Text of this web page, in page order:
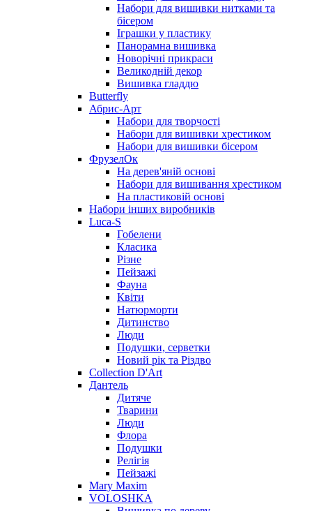
Набори для вишивки нитками та
бісером
Іграшки у пластику
Панорамна вишивка
Новорічні прикраси
Великодній декор
Вишивка гладдю
Butterfly
Абрис-Арт
Набори для творчості
Набори для вишивки хрестиком
Набори для вишивки бісером
ФрузелОк
На дерев'яній основі
Набори для вишивання хрестиком
На пластиковій основі
Набори інших виробників
Luca-S
Гобелени
Класика
Різне
Пейзажі
Фауна
Квіти
Натюрморти
Дитинство
Люди
Подушки, серветки
Новий рік та Різдво
Collection D'Art
Дантель
Дитяче
Тварини
Люди
Флора
Подушки
Релігія
Пейзажі
Mary Maxim
VOLOSHKA